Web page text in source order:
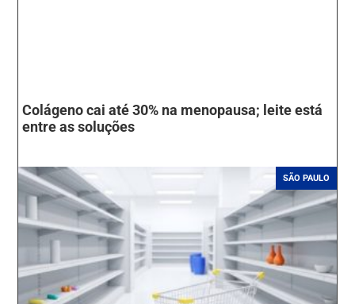
Colágeno cai até 30% na menopausa; leite está
entre as soluções
SÃO PAULO